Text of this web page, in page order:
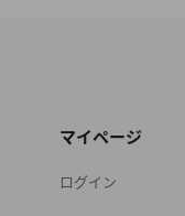
マイページ
ログイン